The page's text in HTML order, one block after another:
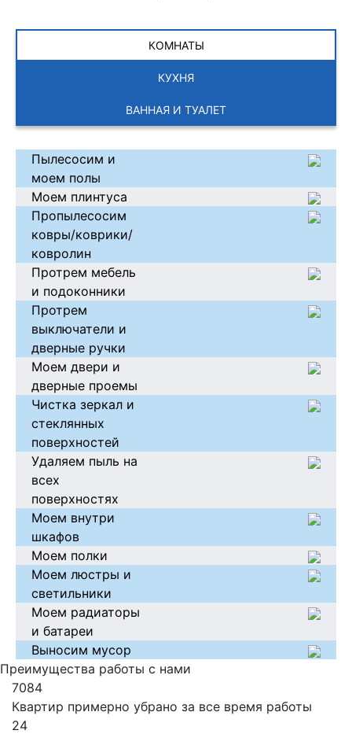
КОМНАТЫ
КУХНЯ
ВАННАЯ И ТУАЛЕТ
Пылесосим и
моем полы
Моем плинтуса
Пропылесосим
ковры/коврики/
ковролин
Протрем мебель
и подоконники
Протрем
выключатели и
дверные ручки
Моем двери и
дверные проемы
Чистка зеркал и
стеклянных
поверхностей
Удаляем пыль на
всех
поверхностях
Моем внутри
шкафов
Моем полки
Моем люстры и
светильники
Моем радиаторы
и батареи
Выносим мусор
Преимущества работы с нами
7084
Квартир примерно убрано за все время работы
24